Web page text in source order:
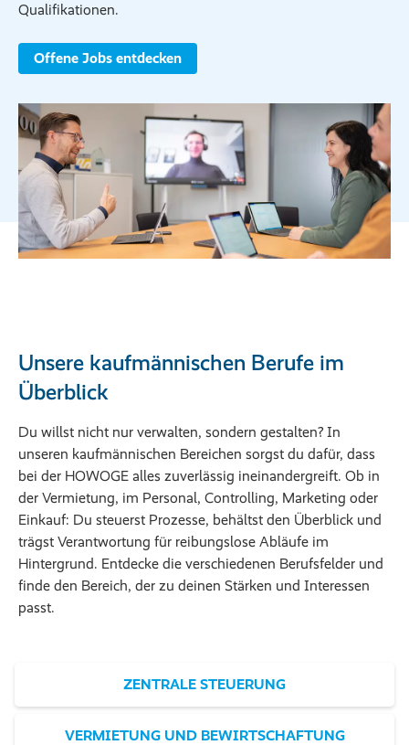
Qualifikationen.
Offene Jobs entdecken
Unsere kaufmännischen Berufe im
Überblick
Du willst nicht nur verwalten, sondern gestalten? In
unseren kaufmännischen Bereichen sorgst du dafür, dass
bei der HOWOGE alles zuverlässig ineinandergreift. Ob in
der Vermietung, im Personal, Controlling, Marketing oder
Einkauf: Du steuerst Prozesse, behältst den Überblick und
trägst Verantwortung für reibungslose Abläufe im
Hintergrund. Entdecke die verschiedenen Berufsfelder und
finde den Bereich, der zu deinen Stärken und Interessen
passt.
ZENTRALE STEUERUNG
VERMIETUNG UND BEWIRTSCHAFTUNG